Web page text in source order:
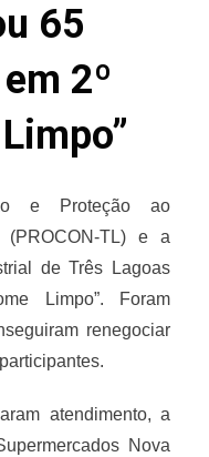
65
2º
e Proteção ao
(PROCON-TL) e a
de Três Lagoas
Limpo”. Foram
renegociar
atendimento, a
Nova